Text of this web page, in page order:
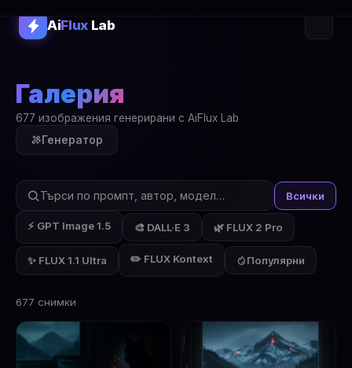
AiFluxLab
Галерия
677 изображения генерирани с AiFlux Lab
Генератор
Всички
⚡ GPT Image 1.5 🎨 DALL·E 3 🌿 FLUX 2 Pro
✨ FLUX 1.1 Ultra ✏️ FLUX Kontext Популярни
677 снимки